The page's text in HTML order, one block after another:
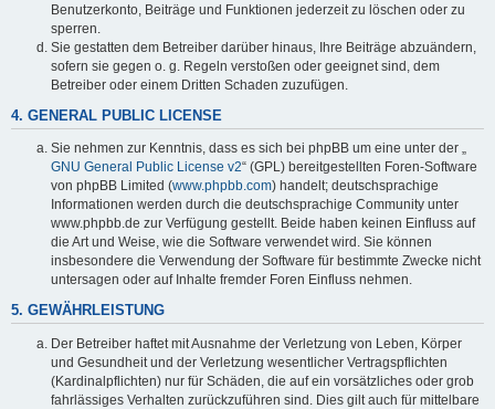
Benutzerkonto, Beiträge und Funktionen jederzeit zu löschen oder zu
sperren.
Sie gestatten dem Betreiber darüber hinaus, Ihre Beiträge abzuändern,
sofern sie gegen o. g. Regeln verstoßen oder geeignet sind, dem
Betreiber oder einem Dritten Schaden zuzufügen.
4. GENERAL PUBLIC LICENSE
Sie nehmen zur Kenntnis, dass es sich bei phpBB um eine unter der „
GNU General Public License v2“ (GPL) bereitgestellten Foren-Software
von phpBB Limited (www.phpbb.com) handelt; deutschsprachige
Informationen werden durch die deutschsprachige Community unter
www.phpbb.de zur Verfügung gestellt. Beide haben keinen Einfluss auf
die Art und Weise, wie die Software verwendet wird. Sie können
insbesondere die Verwendung der Software für bestimmte Zwecke nicht
untersagen oder auf Inhalte fremder Foren Einfluss nehmen.
5. GEWÄHRLEISTUNG
Der Betreiber haftet mit Ausnahme der Verletzung von Leben, Körper
und Gesundheit und der Verletzung wesentlicher Vertragspflichten
(Kardinalpflichten) nur für Schäden, die auf ein vorsätzliches oder grob
fahrlässiges Verhalten zurückzuführen sind. Dies gilt auch für mittelbare